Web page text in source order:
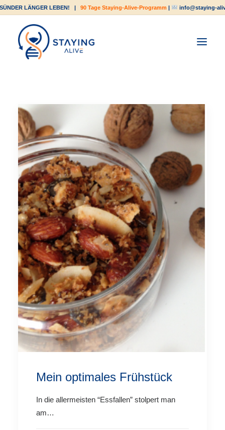
LÄNGER LEBEN! |90 Tage Staying-Alive-Programm | info@staying-
Mein optimales Frühstück
In die allermeisten “Essfallen” stolpert man
am…